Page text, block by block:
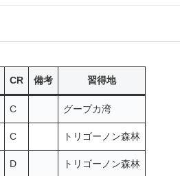
CR 備考 習得地
C グープカ湾
C トリゴーノン森林
D トリゴーノン森林